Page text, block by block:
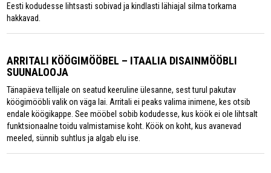
Eesti kodudesse lihtsasti sobivad ja kindlasti lähiajal silma torkama
hakkavad.
ARRITALI KÖÖGIMÖÖBEL – ITAALIA DISAINMÖÖBLI
SUUNALOOJA
Tänapäeva tellijale on seatud keeruline ülesanne, sest turul pakutav
köögimööbli valik on väga lai. Arritali ei peaks valima inimene, kes otsib
endale köögikappe. See mööbel sobib kodudesse, kus köök ei ole lihtsalt
funktsionaalne toidu valmistamise koht. Köök on koht, kus avanevad
meeled, sünnib suhtlus ja algab elu ise.